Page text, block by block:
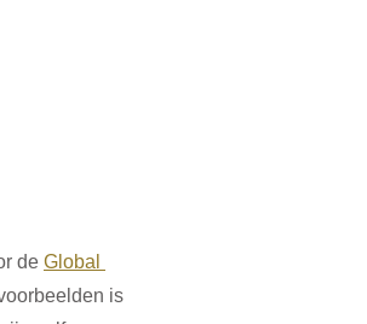
de Global
is